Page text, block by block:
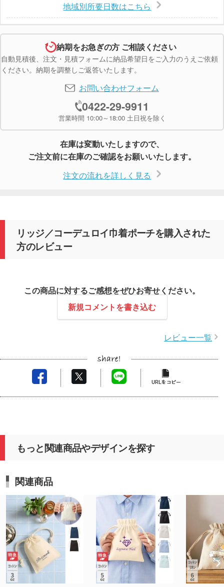
地域別所要日数はこちら
納期をお急ぎの方 ご相談ください
自動見積後、注文・見積フォームに納品希望日をご入力のうえご依頼
ください。納期を調整しご返答いたします。
お問い合わせフォーム
0422-29-9911
営業時間 10:00～18:00 土日祝を除く
在庫は変動いたしますので、
ご注文前に在庫のご確認をお願いいたします。
注文の流れを詳しく見る
リッジ／コーデュロイ巾着ポーチを購入された
方のレビュー
この商品に対するご感想をぜひお寄せください。
新規コメントを書き込む
レビュー一覧
もっと関連商品やデザインを探す
関連商品